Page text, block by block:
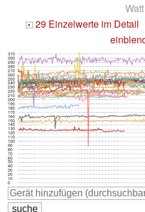
Watt
+ 29 Einzelwerte im Detail
0
10
20
30
40
50
60
70
80
90
100
110
120
130
140
150
160
170
180
190
200
210
220
230
240
250
260
270
280
290
300
310